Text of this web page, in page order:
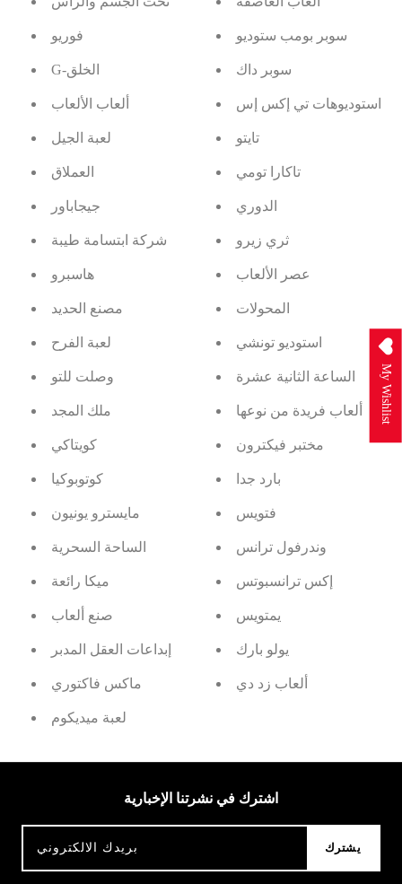
فوريو
G-الخلق
ألعاب الألعاب
لعبة الجيل
العملاق
جيجاباور
شركة ابتسامة طيبة
هاسبرو
مصنع الحديد
لعبة الفرح
وصلت للتو
ملك المجد
كويتاكي
كوتوبوكيا
مايسترو يونيون
الساحة السحرية
ميكا رائعة
صنع ألعاب
إبداعات العقل المدبر
ماكس فاكتوري
لعبة ميديكوم
سوبر بومب ستوديو
سوبر داك
استوديوهات تي إكس إس
تايتو
تاكارا تومي
الدوري
ثري زيرو
عصر الألعاب
المحولات
استوديو تونشي
الساعة الثانية عشرة
ألعاب فريدة من نوعها
مختبر فيكترون
بارد جدا
فتويس
وندرفول ترانس
إكس ترانسبوتس
يمتويس
يولو بارك
ألعاب زد دي
اشترك في نشرتنا الإخبارية
بريدك الالكتروني يشترك
My Wishlist